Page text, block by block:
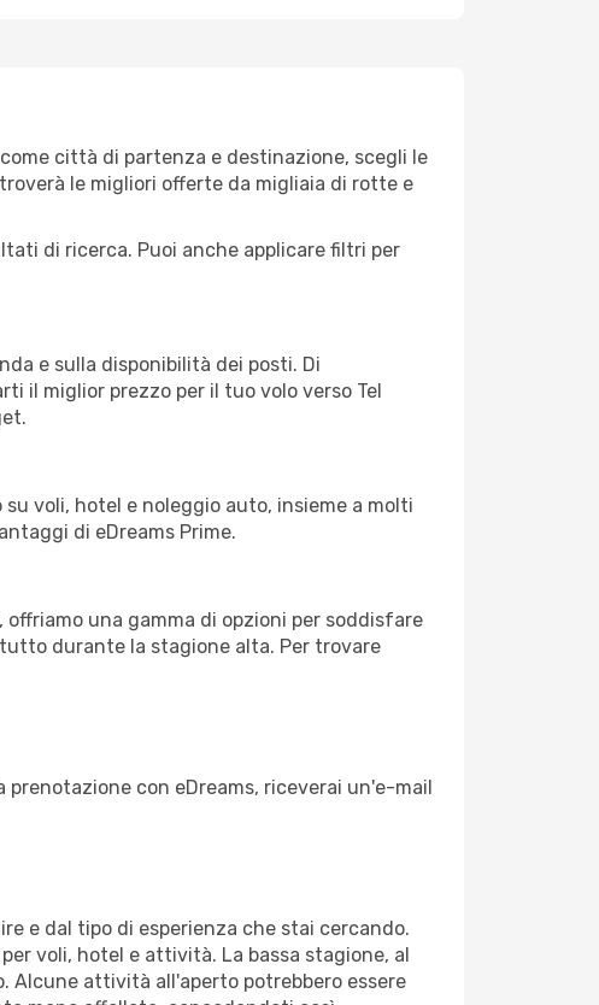
città di partenza e destinazione, scegli le
le migliori offerte da migliaia di rotte e
di ricerca. Puoi anche applicare filtri per
e sulla disponibilità dei posti. Di
il miglior prezzo per il tuo volo verso Tel
voli, hotel e noleggio auto, insieme a molti
di eDreams Prime.
una gamma di opzioni per soddisfare
durante la stagione alta. Per trovare
con eDreams, riceverai un'e-mail
e dal tipo di esperienza che stai cercando.
voli, hotel e attività. La bassa stagione, al
Alcune attività all'aperto potrebbero essere